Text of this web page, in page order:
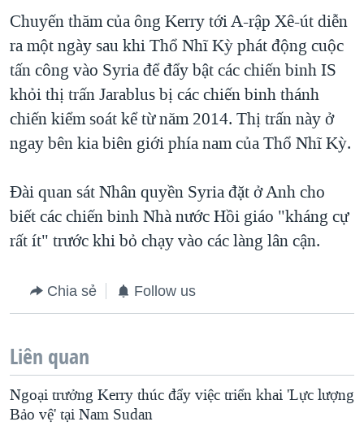
Chuyến thăm của ông Kerry tới A-rập Xê-út diễn
ra một ngày sau khi Thổ Nhĩ Kỳ phát động cuộc
tấn công vào Syria để đẩy bật các chiến binh IS
khỏi thị trấn Jarablus bị các chiến binh thánh
chiến kiểm soát kể từ năm 2014. Thị trấn này ở
ngay bên kia biên giới phía nam của Thổ Nhĩ Kỳ.
Đài quan sát Nhân quyền Syria đặt ở Anh cho
biết các chiến binh Nhà nước Hồi giáo "kháng cự
rất ít" trước khi bỏ chạy vào các làng lân cận.
Chia sẻ Follow us
Liên quan
Ngoại trưởng Kerry thúc đẩy việc triển khai 'Lực lượng
Bảo vệ' tại Nam Sudan